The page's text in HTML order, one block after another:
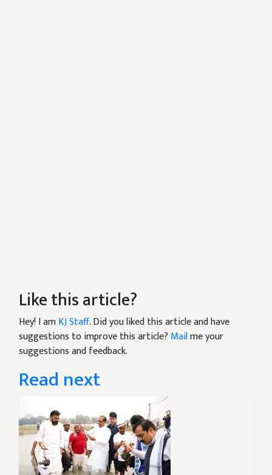
Like this article?
Hey! I amKJ Staff. Did you liked this article and have
suggestions to improve this article? Mailme your
suggestions and feedback.
Read next